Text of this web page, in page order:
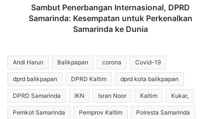
Sambut Penerbangan Internasional, DPRD
Samarinda: Kesempatan untuk Perkenalkan
Samarinda ke Dunia
Andi Harun Balikpapan corona Covid-19
dprd balikpapan DPRD Kaltim dprd kota balikpapan
DPRD Samarinda IKN Isran Noor Kaltim Kukar,
Pemkot Samarinda Pemprov Kaltim Polresta Samarinda